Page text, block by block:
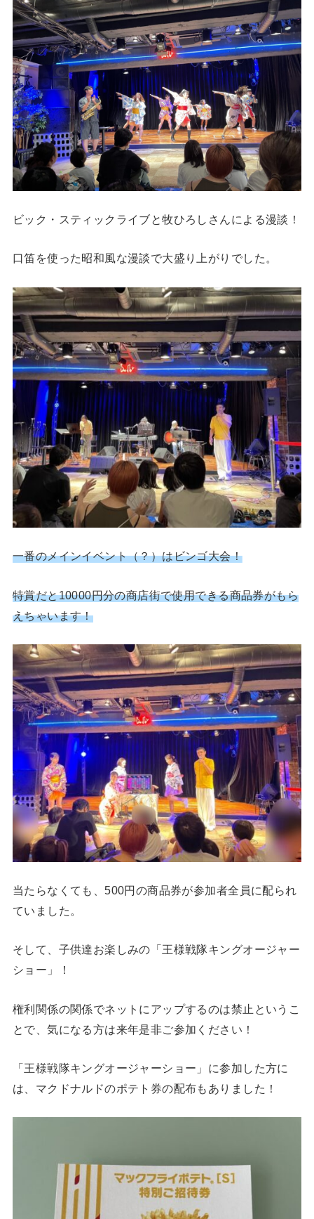
ビック・スティックライブと牧ひろしさんによる漫談！
口笛を使った昭和風な漫談で大盛り上がりでした。
一番のメインイベント（？）はビンゴ大会！
特賞だと10000円分の商店街で使用できる商品券がもら
えちゃいます！
当たらなくても、500円の商品券が参加者全員に配られ
ていました。
そして、子供達お楽しみの「王様戦隊キングオージャー
ショー」！
権利関係の関係でネットにアップするのは禁止というこ
とで、気になる方は来年是非ご参加ください！
「王様戦隊キングオージャーショー」に参加した方に
は、マクドナルドのポテト券の配布もありました！